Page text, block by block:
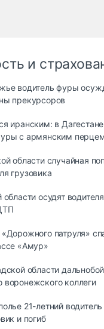
и
водитель фуры
прекурсоров
иранским: в Дагестане
с армянским
области случайная
грузовика
осудят
патруля»
«Амур»
области
воронежского коллеги
21-летний
и погиб